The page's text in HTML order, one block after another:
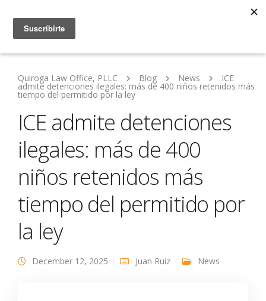
Quiroga Law Office, PLLC Blog News ICE
admite detenciones ilegales: más de 400 niños retenidos más
tiempo del permitido por la ley
ICE admite detenciones
ilegales: más de 400
niños retenidos más
tiempo del permitido por
la ley
December 12, 2025 Juan Ruiz News